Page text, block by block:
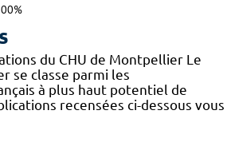
du CHU de Montpellier Le
se classe parmi les
à plus haut potentiel de
recensées ci-dessous vous